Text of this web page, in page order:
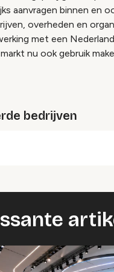
aanvragen binnen en
overheden en
met een
nu ook gebruik
bedrijven